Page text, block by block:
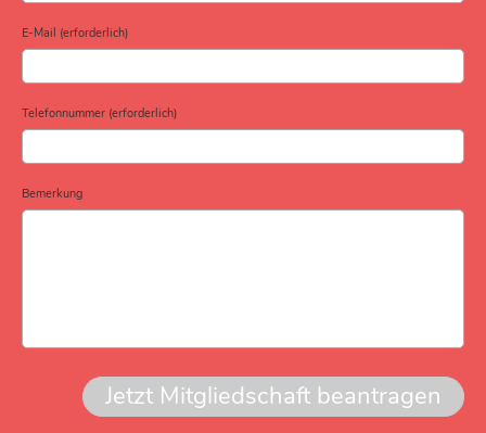
E-Mail (erforderlich)
Telefonnummer (erforderlich)
Bemerkung